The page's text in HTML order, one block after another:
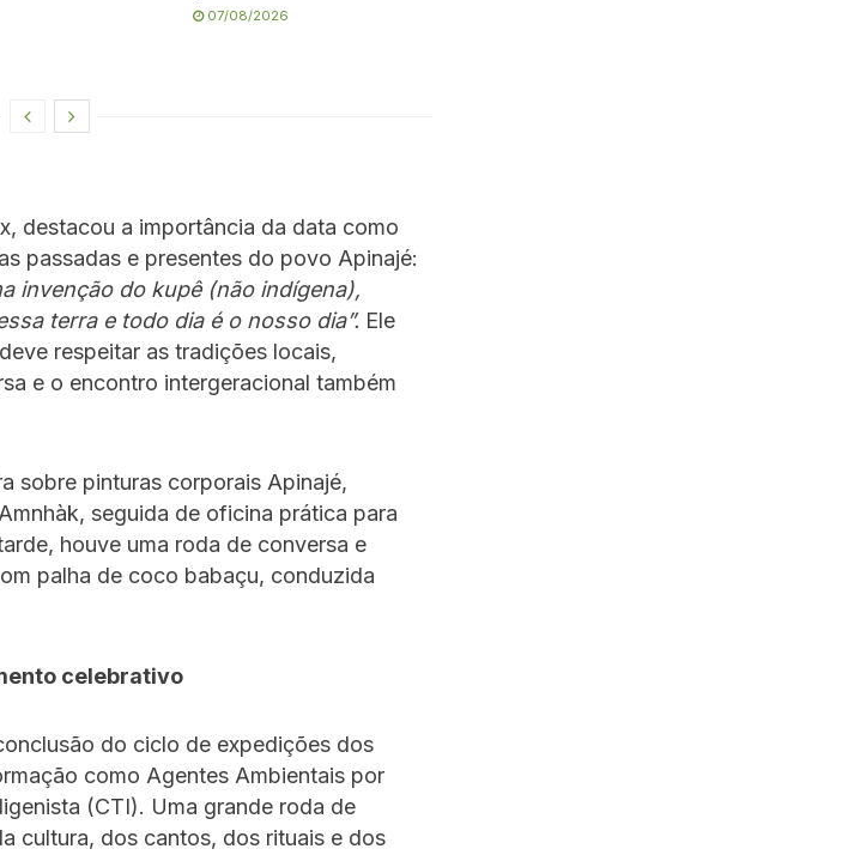
07/08/2026
destacou a importância da data como
passadas e presentes do povo Apinajé:
invenção do kupê (não indígena),
terra e todo dia é o nosso dia”. Ele
respeitar as tradições locais,
e o encontro intergeracional também
sobre pinturas corporais Apinajé,
seguida de oficina prática para
houve uma roda de conversa e
palha de coco babaçu, conduzida
celebrativo
do ciclo de expedições dos
como Agentes Ambientais por
(CTI). Uma grande roda de
cultura, dos cantos, dos rituais e dos